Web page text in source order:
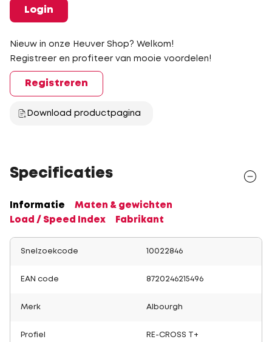
Login
Nieuw in onze Heuver Shop? Welkom!
Registreer en profiteer van mooie voordelen!
Registreren
Download productpagina
Specificaties
Informatie
Maten & gewichten
Load / Speed Index
Fabrikant
Snelzoekcode 10022846
EAN code 8720246215496
Merk Albourgh
Profiel RE-CROSS T+